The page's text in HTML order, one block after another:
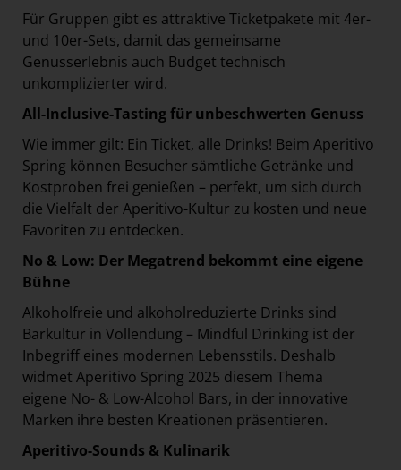
Für Gruppen gibt es attraktive Ticketpakete mit 4er-
und 10er-Sets, damit das gemeinsame
Genusserlebnis auch Budget technisch
unkomplizierter wird.
All-Inclusive-Tasting für unbeschwerten Genuss
Wie immer gilt: Ein Ticket, alle Drinks! Beim Aperitivo
Spring können Besucher sämtliche Getränke und
Kostproben frei genießen – perfekt, um sich durch
die Vielfalt der Aperitivo-Kultur zu kosten und neue
Favoriten zu entdecken.
No & Low: Der Megatrend bekommt eine eigene
Bühne
Alkoholfreie und alkoholreduzierte Drinks sind
Barkultur in Vollendung – Mindful Drinking ist der
Inbegriff eines modernen Lebensstils. Deshalb
widmet Aperitivo Spring 2025 diesem Thema
eigene No- & Low-Alcohol Bars, in der innovative
Marken ihre besten Kreationen präsentieren.
Aperitivo-Sounds & Kulinarik